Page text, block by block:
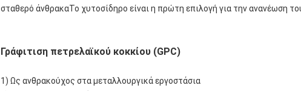
σταθερό άνθρακαΤο χυτοσίδηρο είναι η πρώτη επιλογή για την ανανέωση
Γράφιτιση πετρελαϊκού κοκκίου (GPC)
1) Ως ανθρακούχος στα μεταλλουργικά εργοστάσια